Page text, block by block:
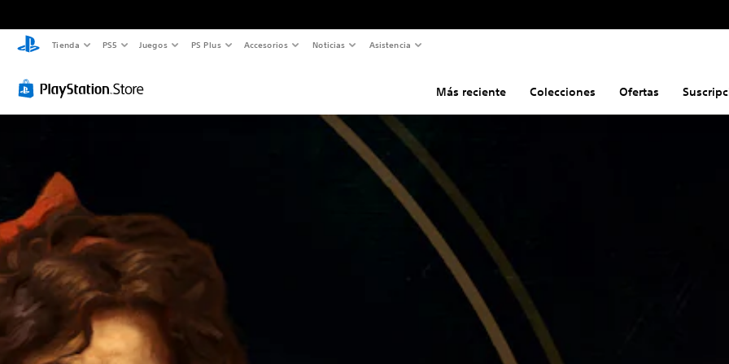
Tienda PS5 Juegos PS Plus Accesorios Noticias Asistencia
Más reciente Colecciones Ofertas